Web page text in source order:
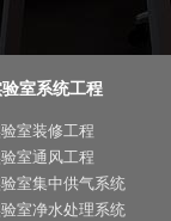
室系统工程
室装修工程
室通风工程
室集中供气系统
室净水处理系统